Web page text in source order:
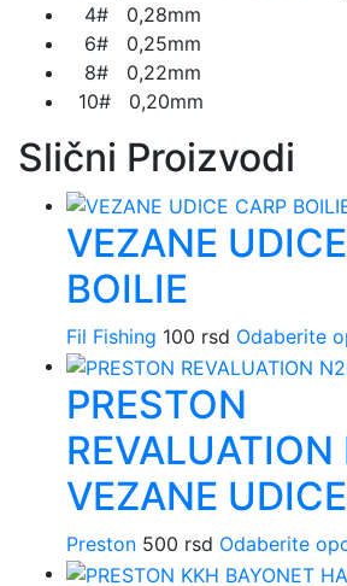
4# 0,28mm
6# 0,25mm
8# 0,22mm
10# 0,20mm
Slični Proizvodi
VEZANE
BOILIE
Fil Fishing 100 rsd Odaberite
PRESTON
VEZANE UDICE
Preston 500 rsd Odaberite